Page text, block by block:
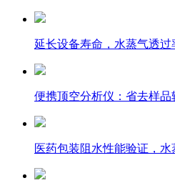
延长设备寿命，水蒸气透
便携顶空分析仪：省去样
医药包装阻水性能验证，